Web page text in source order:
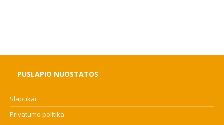
PUSLAPIO NUOSTATOS
Slapukai
Privatumo politika